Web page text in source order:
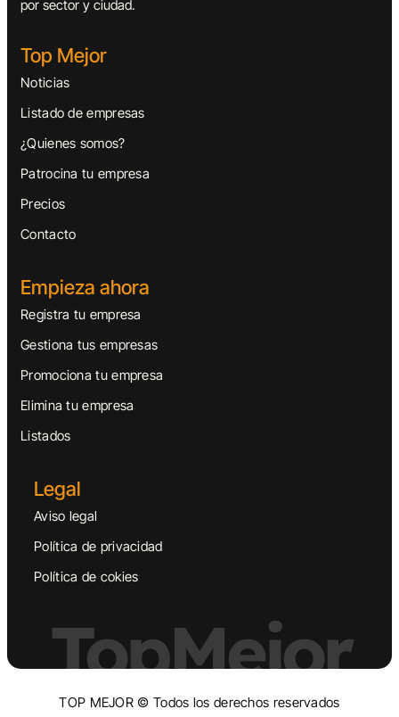
por sector y ciudad.
Top Mejor
Noticias
Listado de empresas
¿Quienes somos?
Patrocina tu empresa
Precios
Contacto
Empieza ahora
Registra tu empresa
Gestiona tus empresas
Promociona tu empresa
Elimina tu empresa
Listados
Legal
Aviso legal
Política de privacidad
Política de cokies
TopMejor
TOP MEJOR © Todos los derechos reservados